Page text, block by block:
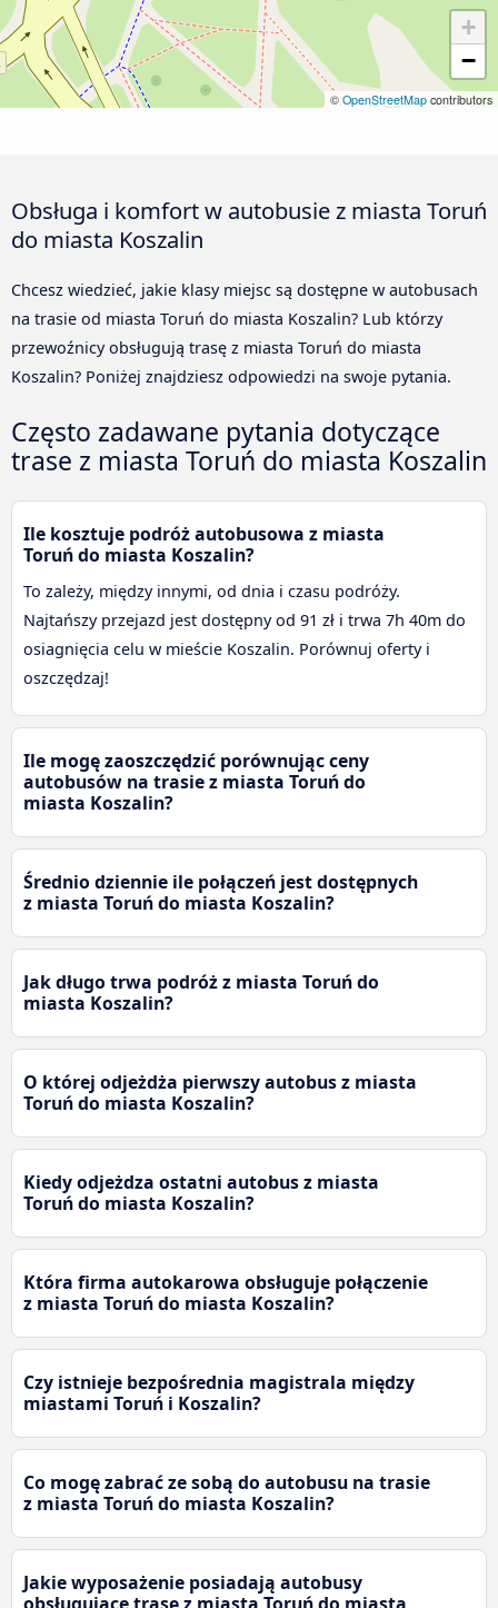
+
−
© OpenStreetMap contributors
Obsługa i komfort w autobusie z miasta Toruń
do miasta Koszalin
Chcesz wiedzieć, jakie klasy miejsc są dostępne w autobusach
na trasie od miasta Toruń do miasta Koszalin? Lub którzy
przewoźnicy obsługują trasę z miasta Toruń do miasta
Koszalin? Poniżej znajdziesz odpowiedzi na swoje pytania.
Często zadawane pytania dotyczące
trase z miasta Toruń do miasta Koszalin
Ile kosztuje podróż autobusowa z miasta
Toruń do miasta Koszalin?
To zależy, między innymi, od dnia i czasu podróży.
Najtańszy przejazd jest dostępny od 91 zł i trwa 7h 40m do
osiagnięcia celu w mieście Koszalin. Porównuj oferty i
oszczędzaj!
Ile mogę zaoszczędzić porównując ceny
autobusów na trasie z miasta Toruń do
miasta Koszalin?
Średnio dziennie ile połączeń jest dostępnych
z miasta Toruń do miasta Koszalin?
Jak długo trwa podróż z miasta Toruń do
miasta Koszalin?
O której odjeżdża pierwszy autobus z miasta
Toruń do miasta Koszalin?
Kiedy odjeżdza ostatni autobus z miasta
Toruń do miasta Koszalin?
Która firma autokarowa obsługuje połączenie
z miasta Toruń do miasta Koszalin?
Czy istnieje bezpośrednia magistrala między
miastami Toruń i Koszalin?
Co mogę zabrać ze sobą do autobusu na trasie
z miasta Toruń do miasta Koszalin?
Jakie wyposażenie posiadają autobusy